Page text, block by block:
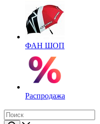
ФАН ШОП
Распродажа